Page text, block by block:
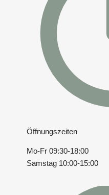
Öffnungszeiten
Mo-Fr 09:30-18:00
Samstag 10:00-15:00